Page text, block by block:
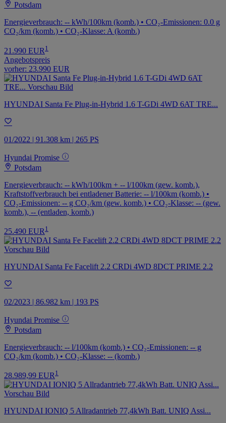
Potsdam
Energieverbrauch: -- kWh/100km (komb.) • CO₂-Emissionen: 0.0 g
CO₂/km (komb.) • CO₂-Klasse: A (komb.)
21.990 EUR 1
Angebotspreis
vorher: 23.990 EUR
HYUNDAI Santa Fe Plug-in-Hybrid 1.6 T-GDi 4WD 6AT TRE...
01/2022 | 91.308 km | 265 PS
Hyundai Promise
Potsdam
Energieverbrauch: -- kWh/100km + -- l/100km (gew. komb.),
Kraftstoffverbrauch bei entladener Batterie: -- l/100km (komb.) •
CO₂-Emissionen: -- g CO₂/km (gew. komb.) • CO₂-Klasse: -- (gew.
komb.), -- (entladen, komb.)
25.490 EUR 1
HYUNDAI Santa Fe Facelift 2.2 CRDi 4WD 8DCT PRIME 2.2
02/2023 | 86.982 km | 193 PS
Hyundai Promise
Potsdam
Energieverbrauch: -- l/100km (komb.) • CO₂-Emissionen: -- g
CO₂/km (komb.) • CO₂-Klasse: -- (komb.)
28.989,99 EUR 1
HYUNDAI IONIQ 5 Allradantrieb 77,4kWh Batt. UNIQ Assi...